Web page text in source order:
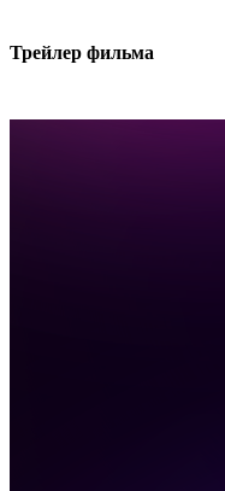
Трей­лер фильма